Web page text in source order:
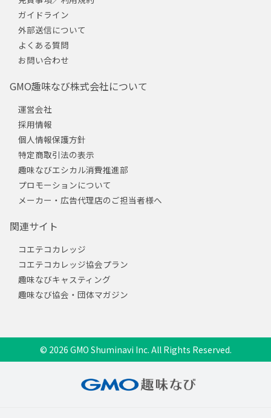
ガイドライン
外部送信について
よくある質問
お問い合わせ
GMO趣味なび株式会社について
運営会社
採用情報
個人情報保護方針
特定商取引法の表示
趣味なびエシカル消費推進部
プロモーションについて
メーカー・広告代理店のご担当者様へ
関連サイト
コエテコカレッジ
コエテコカレッジ協会プラン
趣味なびキャスティング
趣味なび協会・団体マガジン
© 2026 GMO Shuminavi Inc. All Rights Reserved.